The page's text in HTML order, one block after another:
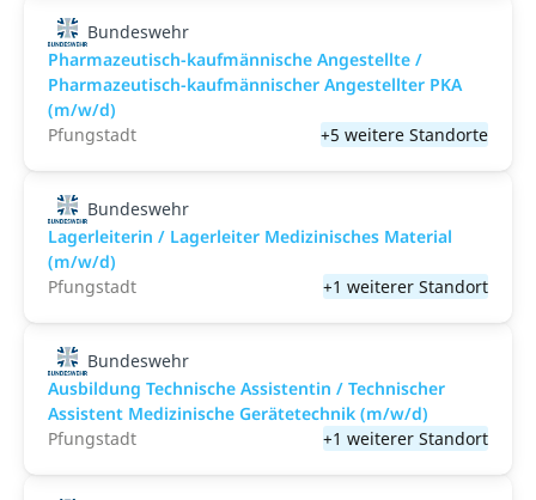
Bundeswehr
Pharmazeutisch-kaufmännische Angestellte /
Pharmazeutisch-kaufmännischer Angestellter PKA
(m/w/d)
Pfungstadt
+5 weitere Standorte
Bundeswehr
Lagerleiterin / Lagerleiter Medizinisches Material
(m/w/d)
Pfungstadt
+1 weiterer Standort
Bundeswehr
Ausbildung Technische Assistentin / Technischer
Assistent Medizinische Gerätetechnik (m/w/d)
Pfungstadt
+1 weiterer Standort